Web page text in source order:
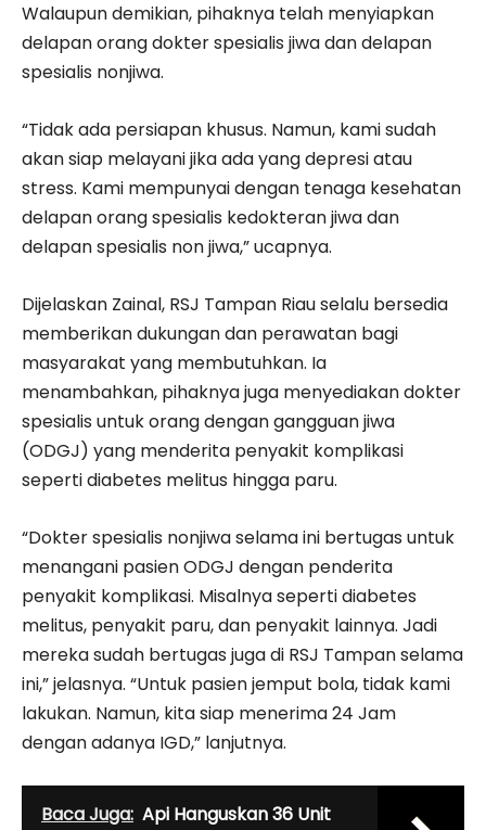
Walaupun demikian, pihaknya telah menyiapkan
delapan orang dokter spesialis jiwa dan delapan
spesialis nonjiwa.
“Tidak ada persiapan khusus. Namun, kami sudah
akan siap melayani jika ada yang depresi atau
stress. Kami mempunyai dengan tenaga kesehatan
delapan orang spesialis kedokteran jiwa dan
delapan spesialis non jiwa,” ucapnya.
Dijelaskan Zainal, RSJ Tampan Riau selalu bersedia
memberikan dukungan dan perawatan bagi
masyarakat yang membutuhkan. Ia
menambahkan, pihaknya juga menyediakan dokter
spesialis untuk orang dengan gangguan jiwa
(ODGJ) yang menderita penyakit komplikasi
seperti diabetes melitus hingga paru.
“Dokter spesialis nonjiwa selama ini bertugas untuk
menangani pasien ODGJ dengan penderita
penyakit komplikasi. Misalnya seperti diabetes
melitus, penyakit paru, dan penyakit lainnya. Jadi
mereka sudah bertugas juga di RSJ Tampan selama
ini,” jelasnya. “Untuk pasien jemput bola, tidak kami
lakukan. Namun, kita siap menerima 24 Jam
dengan adanya IGD,” lanjutnya.
Baca Juga: Api Hanguskan 36 Unit